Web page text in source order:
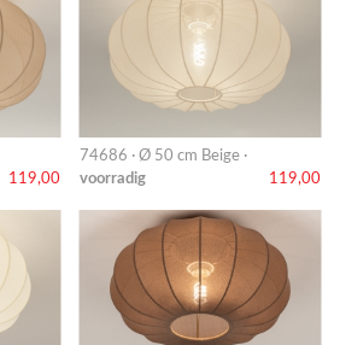
119,00
74686 · Ø 50 cm Beige ·
voorradig
119,00